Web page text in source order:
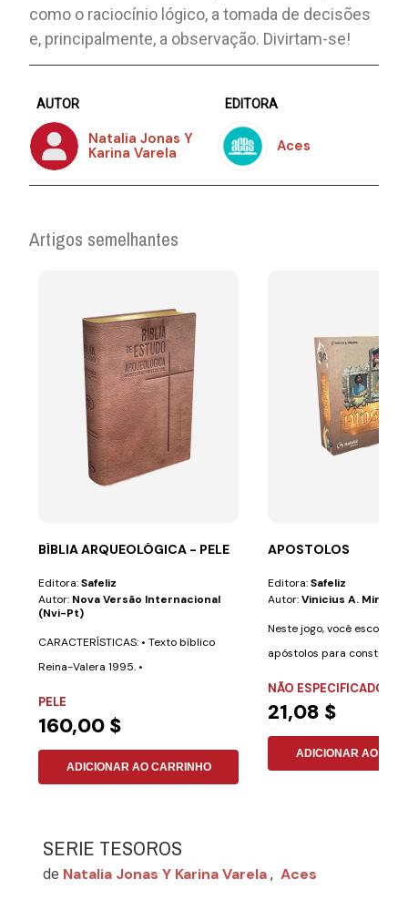
como o raciocínio lógico, a tomada de decisões
e, principalmente, a observação. Divirtam-se!
AUTOR
Natalia Jonas Y
Karina Varela
EDITORA
Aces
Artigos semelhantes
BÍBLIA ARQUEOLÓGICA - PELE
Editora:Safeliz
Autor: Nova Versão Internacional
(nvi-Pt)
CARACTERÍSTICAS: • Texto bíblico
Reina-Valera 1995. •
PELE
160,00 $
ADICIONAR AO CARRINHO
APOSTOLOS
Editora:Safeliz
Autor:Vinicius A. Miranda
Neste jogo, você
apóstolos para construir
NÃO ESPECIFICADO
21,08 $
ADICIONAR AO
SERIE TESOROS
de Natalia Jonas Y Karina Varela , Aces